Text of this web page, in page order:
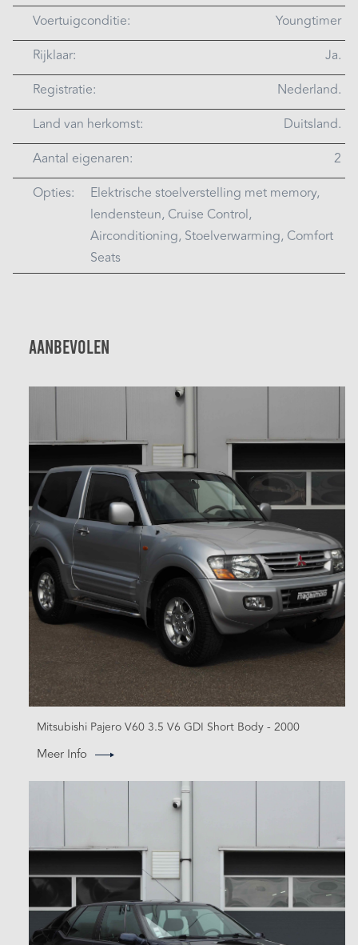
Voertuigconditie:
Youngtimer
Rijklaar:
Ja.
Registratie:
Nederland.
Land van herkomst:
Duitsland.
Aantal eigenaren:
2
Opties:
Elektrische stoelverstelling met memory,
lendensteun, Cruise Control,
Airconditioning, Stoelverwarming, Comfort
Seats
Aanbevolen
Mitsubishi Pajero V60 3.5 V6 GDI Short Body - 2000
Meer Info